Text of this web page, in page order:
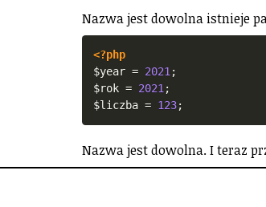
Nazwa jest dowolna istnieje
<?php
$year = 2021 ;
$rok = 2021 ;
$liczba = 123;
Nazwa jest dowolna. I teraz